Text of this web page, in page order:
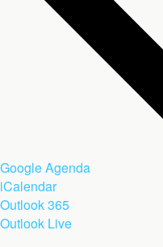
Google Agenda
iCalendar
Outlook 365
Outlook Live